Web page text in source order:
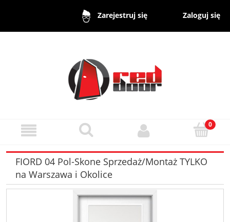
Zarejestruj się Zaloguj się
FIORD 04 Pol-Skone Sprzedaż/Montaż TYLKO
na Warszawa i Okolice